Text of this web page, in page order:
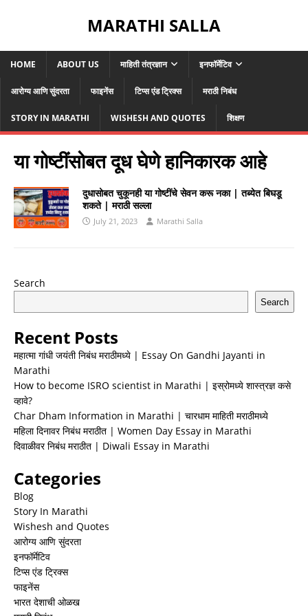
MARATHI SALLA
HOME ABOUT US माहिती तंत्रज्ञान इनफॉर्मेटिव
आरोग्य आणि सुंदरता फाइनेंस टिप्स एंड ट्रिक्स मराठी निबंध
STORY IN MARATHI WISHESH AND QUOTES शिक्षण
या गोष्टींसोबत दूध घेणे हानिकारक आहे
दुधासोबत चुकूनही या गोष्टींचे सेवन करू नका | तब्येत बिघडू
शकते | मराठी सल्ला
July 21, 2023 Marathi Salla
Search
Search
Recent Posts
महात्मा गांधी जयंती निबंध मराठीमध्ये | Essay On Gandhi Jayanti in
Marathi
How to become ISRO scientist in Marathi | इस्रोमध्ये शास्त्रज्ञ कसे
व्हावे?
Char Dham Information in Marathi | चारधाम माहिती मराठीमध्ये
महिला दिनावर निबंध मराठीत | Women Day Essay in Marathi
दिवाळीवर निबंध मराठीत | Diwali Essay in Marathi
Categories
Blog
Story In Marathi
Wishesh and Quotes
आरोग्य आणि सुंदरता
इनफॉर्मेटिव
टिप्स एंड ट्रिक्स
फाइनेंस
भारत देशाची ओळख